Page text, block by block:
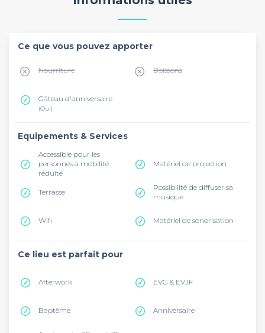
Ce que vous pouvez apporter
Nourriture Boissons
Gâteau d'anniversaire
(Oui)
Equipements & Services
Accessible pour les
personnes à mobilité
réduite
Matériel de projection
Terrasse
Possibilité de diffuser sa
musique
Wifi Matériel de sonorisation
Ce lieu est parfait pour
Afterwork EVG & EVJF
Baptême Anniversaire